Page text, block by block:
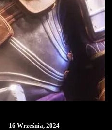
16 Września, 2024